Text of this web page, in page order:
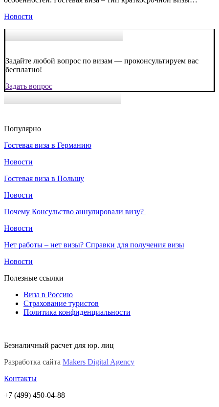
Новости
Задайте любой вопрос по визам — проконсультируем вас
бесплатно!
Задать вопрос
Популярно
Гостевая виза в Германию
Новости
Гостевая виза в Польшу
Новости
Почему Консульство аннулировали визу?
Новости
Нет работы – нет визы? Справки для получения визы
Новости
Полезные ссылки
Виза в Россию
Страхование туристов
Политика конфиденциальности
Безналичный расчет для юр. лиц
Разработка сайта Makers Digital Agency
Контакты
+7 (499) 450-04-88